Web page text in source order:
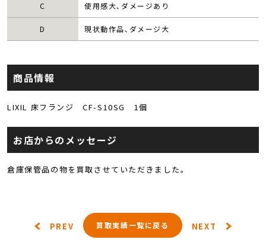
C 使用感大､ダメージあり
D 現状動作品､ダメージ大
商品情報
LIXIL 床フランジ CF-S10SG 1個
お店からのメッセージ
倉庫保管品の物を買取させていただきました。
PREV 買取実績一覧に戻る NEXT